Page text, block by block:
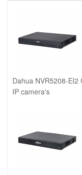
Dahua NVR5208-
IP camera's